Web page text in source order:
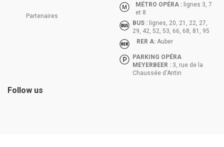
Partenaires
MÉTRO OPÉRA : lignes 3, 7
et 8
BUS : lignes, 20, 21, 22, 27,
29, 42, 52, 53, 66, 68, 81, 95
RER A: Auber
PARKING OPÉRA
MEYERBEER : 3, rue de la
Chaussée d'Antin
Follow us